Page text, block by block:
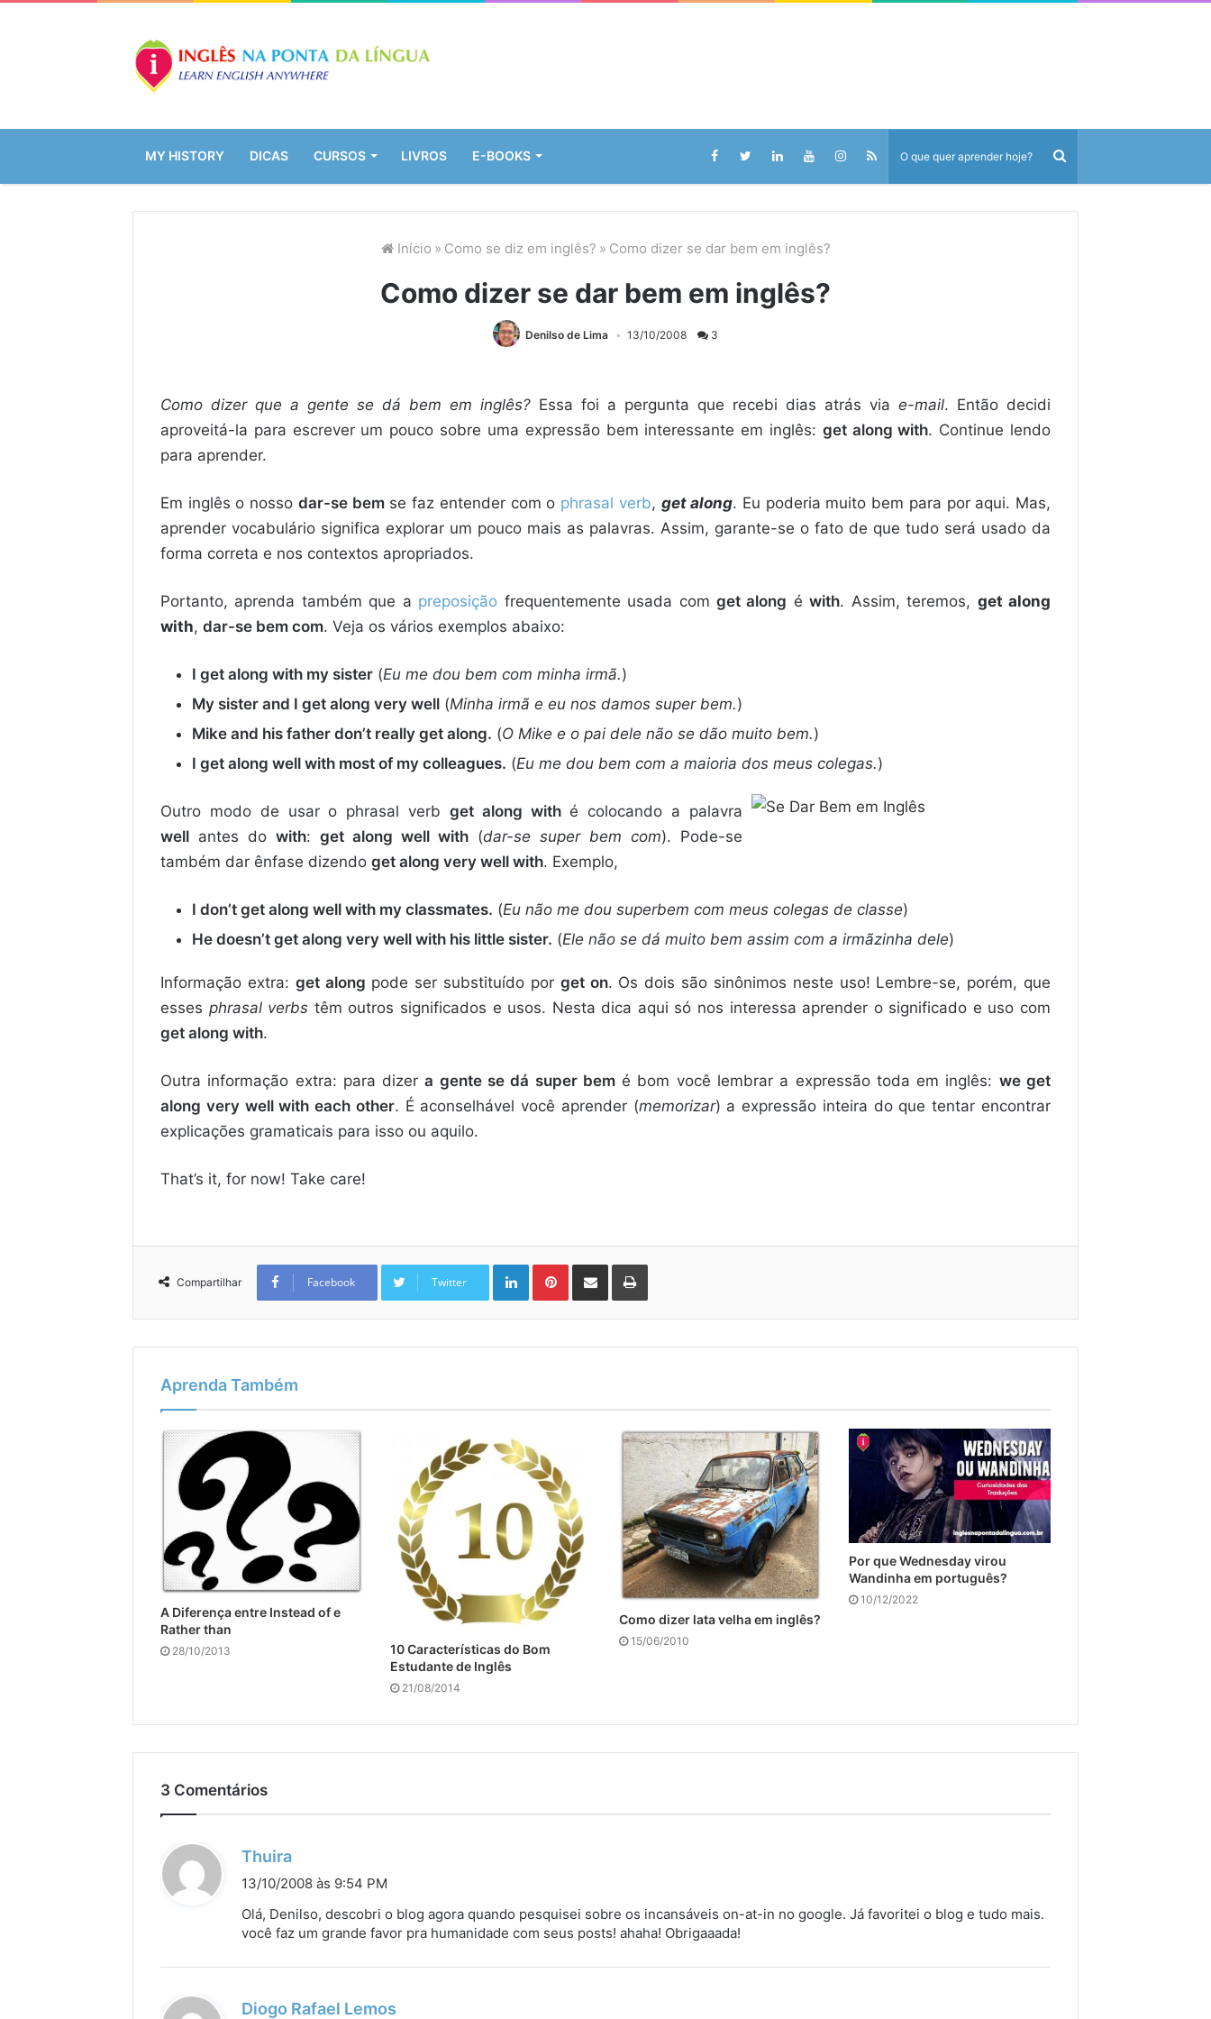
MY HISTORY DICAS CURSOS LIVROS E-BOOKS
Início » Como se diz em inglês? » Como dizer se dar bem em inglês?
Como dizer se dar bem em inglês?
Denilso de Lima 13/10/2008 3
Como dizer que a gente se dá bem em inglês? Essa foi a pergunta que recebi dias atrás via e-mail. Então decidi
aproveitá-la para escrever um pouco sobre uma expressão bem interessante em inglês: get along with. Continue lendo
para aprender.
Em inglês o nosso dar-se bemse faz entender com o phrasal verb, get along. Eu poderia muito bem para por aqui. Mas,
aprender vocabulário significa explorar um pouco mais as palavras. Assim, garante-se o fato de que tudo será usado da
forma correta e nos contextos apropriados.
Portanto, aprenda também que a preposição frequentemente usada com get along éwith. Assim, teremos, get along
with, dar-se bem com. Veja os vários exemplos abaixo:
I get along with my sister (Eu me dou bem com minha irmã.)
My sister and I get along very well (Minha irmã e eu nos damos super bem.)
Mike and his father don’t really get along. (O Mike e o pai dele não se dão muito bem.)
I get along well with most of my colleagues. (Eu me dou bem com a maioria dos meus colegas.)
Outro modo de usar o phrasal verb get along withé colocando a palavra
well antes do with: get along well with (dar-se super bem com). Pode-se
também dar ênfase dizendo get along very well with. Exemplo,
I don’t get along well with my classmates. (Eu não me dou superbem com meus colegas de classe)
He doesn’t get along very well with his little sister. (Ele não se dá muito bem assim com a irmãzinha dele)
Informação extra: get along pode ser substituído por get on. Os dois são sinônimos neste uso! Lembre-se, porém, que
esses phrasal verbs têm outros significados e usos. Nesta dica aqui só nos interessa aprender o significado e uso com
get along with.
Outra informação extra: para dizera gente se dá super bemé bom você lembrar a expressão toda em inglês: we get
along very well with each other. É aconselhável você aprender (memorizar) a expressão inteira do que tentar encontrar
explicações gramaticais para isso ou aquilo.
That’s it, for now! Take care!
Compartilhar Facebook Twitter
LinkedinPinterest
Compartilhar via e-mail Imprimir
Aprenda Também
A Diferença entre Instead of e
Rather than
28/10/2013
10 Características do Bom
Estudante de Inglês
21/08/2014
Como dizer lata velha em inglês?
15/06/2010
Por que Wednesday virou
Wandinha em português?
10/12/2022
3 Comentários
Thuira
i
s
13/10/2008 às 9:54 PM
Olá, Denilso, descobri o blog agora quando pesquisei sobre os incansáveis on-at-in no google. Já favoritei o blog e tudo mais.
você faz um grande favor pra humanidade com seus posts! ahaha! Obrigaaada!
Diogo Rafael Lemos